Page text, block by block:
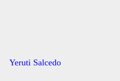
Yeruti Salcedo